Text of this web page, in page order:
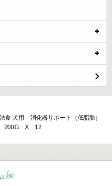
法食 犬用 消化器サポート（低脂肪）
200G X 12